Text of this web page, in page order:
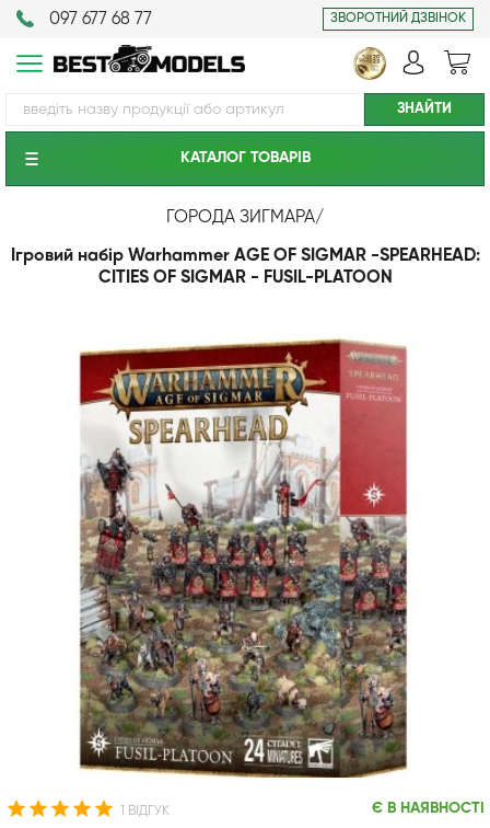
097 677 68 77 ЗВОРОТНИЙ ДЗВІНОК
КАТАЛОГ ТОВАРIВ
ГОРОДА ЗИГМАРА/
Ігровий набір Warhammer AGE OF SIGMAR -SPEARHEAD:
CITIES OF SIGMAR - FUSIL-PLATOON
1 ВІДГУК Є В НАЯВНОСТІ